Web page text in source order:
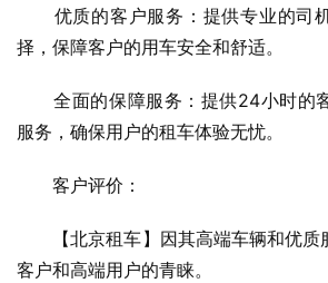
优质的客户服务：提供专业的司
择，保障客户的用车安全和舒适。
全面的保障服务：提供24小时的
服务，确保用户的租车体验无忧。
客户评价：
【北京租车】因其高端车辆和优质
客户和高端用户的青睐。